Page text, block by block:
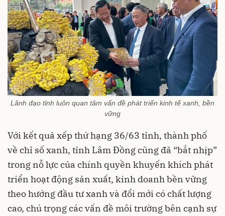
Lãnh đạo tỉnh luôn quan tâm vấn đề phát triển kinh tế xanh, bền
vững
Với kết quả xếp thứ hạng 36/63 tỉnh, thành phố
về chỉ số xanh, tỉnh Lâm Đồng cũng đã “bắt nhịp”
trong nỗ lực của chính quyền khuyến khích phát
triển hoạt động sản xuất, kinh doanh bền vững
theo hướng đầu tư xanh và đổi mới có chất lượng
cao, chú trọng các vấn đề môi trường bên cạnh sự